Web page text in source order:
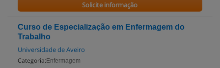
Solicite informação
Curso de Especialização em Enfermagem do
Trabalho
Universidade de Aveiro
Categoria: Enfermagem